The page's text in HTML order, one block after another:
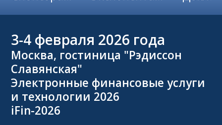
3-4 февраля 2026 года
Москва, гостиница "Рэдиссон
Славянская"
Электронные финансовые услуги
и технологии 2026
iFin-2026